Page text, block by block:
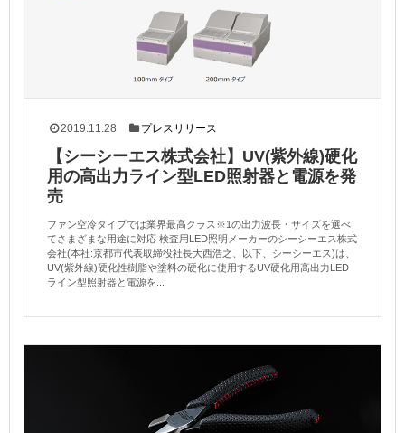
2019.11.28 プレスリリース
【シーシーエス株式会社】UV(紫外線)硬化
用の高出力ライン型LED照射器と電源を発
売
ファン空冷タイプでは業界最高クラス※1の出力波長・サイズを選べ
てさまざまな用途に対応 検査用LED照明メーカーのシーシーエス株式
会社(本社:京都市代表取締役社長大西浩之、以下、シーシーエス)は、
UV(紫外線)硬化性樹脂や塗料の硬化に使用するUV硬化用高出力LED
ライン型照射器と電源を...